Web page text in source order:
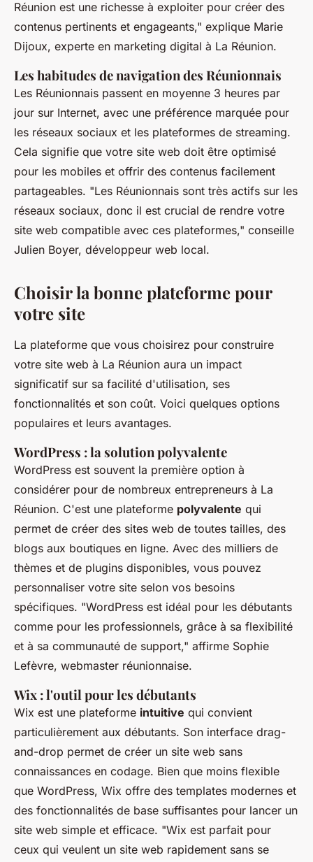
Réunion est une richesse à exploiter pour créer des
contenus pertinents et engageants," explique Marie
Dijoux, experte en marketing digital à La Réunion.
Les habitudes de navigation des Réunionnais
Les Réunionnais passent en moyenne 3 heures par
jour sur Internet, avec une préférence marquée pour
les réseaux sociaux et les plateformes de streaming.
Cela signifie que votre site web doit être optimisé
pour les mobiles et offrir des contenus facilement
partageables. "Les Réunionnais sont très actifs sur les
réseaux sociaux, donc il est crucial de rendre votre
site web compatible avec ces plateformes," conseille
Julien Boyer, développeur web local.
Choisir la bonne plateforme pour
votre site
La plateforme que vous choisirez pour construire
votre site web à La Réunion aura un impact
significatif sur sa facilité d'utilisation, ses
fonctionnalités et son coût. Voici quelques options
populaires et leurs avantages.
WordPress : la solution polyvalente
WordPress est souvent la première option à
considérer pour de nombreux entrepreneurs à La
Réunion. C'est une plateforme polyvalente qui
permet de créer des sites web de toutes tailles, des
blogs aux boutiques en ligne. Avec des milliers de
thèmes et de plugins disponibles, vous pouvez
personnaliser votre site selon vos besoins
spécifiques. "WordPress est idéal pour les débutants
comme pour les professionnels, grâce à sa flexibilité
et à sa communauté de support," affirme Sophie
Lefèvre, webmaster réunionnaise.
Wix : l'outil pour les débutants
Wix est une plateforme intuitive qui convient
particulièrement aux débutants. Son interface drag-
and-drop permet de créer un site web sans
connaissances en codage. Bien que moins flexible
que WordPress, Wix offre des templates modernes et
des fonctionnalités de base suffisantes pour lancer un
site web simple et efficace. "Wix est parfait pour
ceux qui veulent un site web rapidement sans se